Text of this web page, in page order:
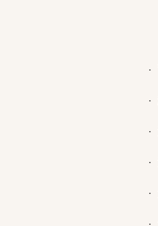
·
·
·
·
·